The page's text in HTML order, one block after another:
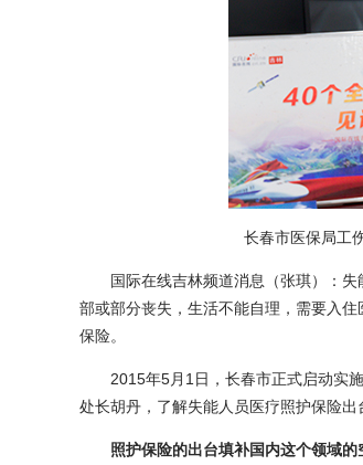
长春市医保局工
国际在线吉林频道消息（张琪）：失
部或部分丧失，生活不能自理，需要入
保险。
2015年5月1日，长春市正式启动实施
处长胡丹，了解失能人员医疗照护保险出
照护保险的出台填补国内这个领域的